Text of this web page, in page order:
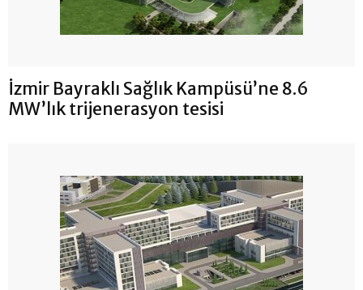
İzmir Bayraklı Sağlık Kampüsü’ne 8.6
MW’lık trijenerasyon tesisi